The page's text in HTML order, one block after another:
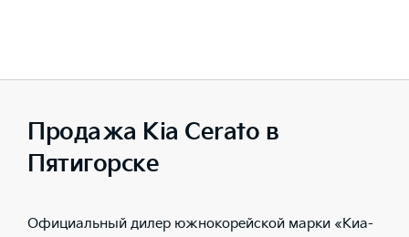
Продажа Kia Cerato в
Пятигорске
­Официальный дилер южнокорейской марки «Киа-